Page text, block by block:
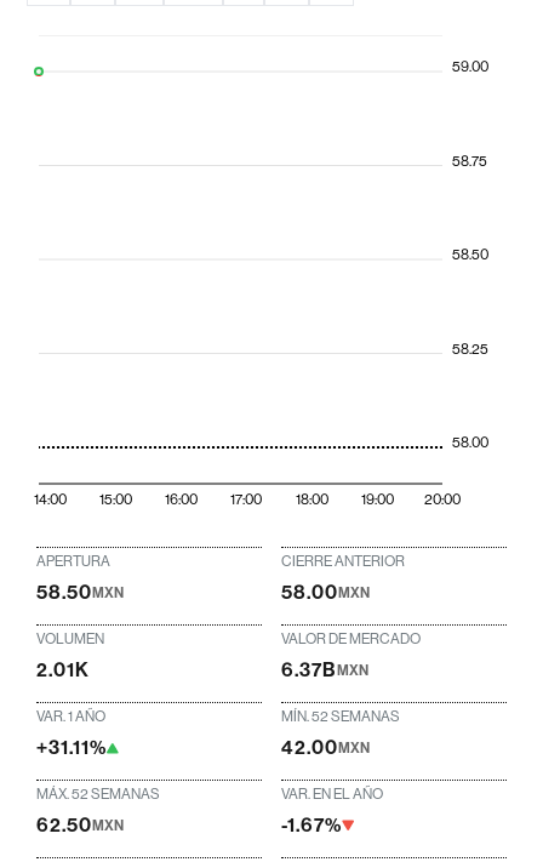
14:00 15:00 16:00 17:00 18:00 19:00 20:00
58.00
58.25
58.50
58.75
59.00
APERTURA
58.50MXN
CIERRE ANTERIOR
58.00MXN
VOLUMEN
2.01K
VALOR DE MERCADO
6.37BMXN
VAR. 1 AÑO
+31.11%
MÍN. 52 SEMANAS
42.00MXN
MÁX. 52 SEMANAS
62.50MXN
VAR. EN EL AÑO
-1.67%